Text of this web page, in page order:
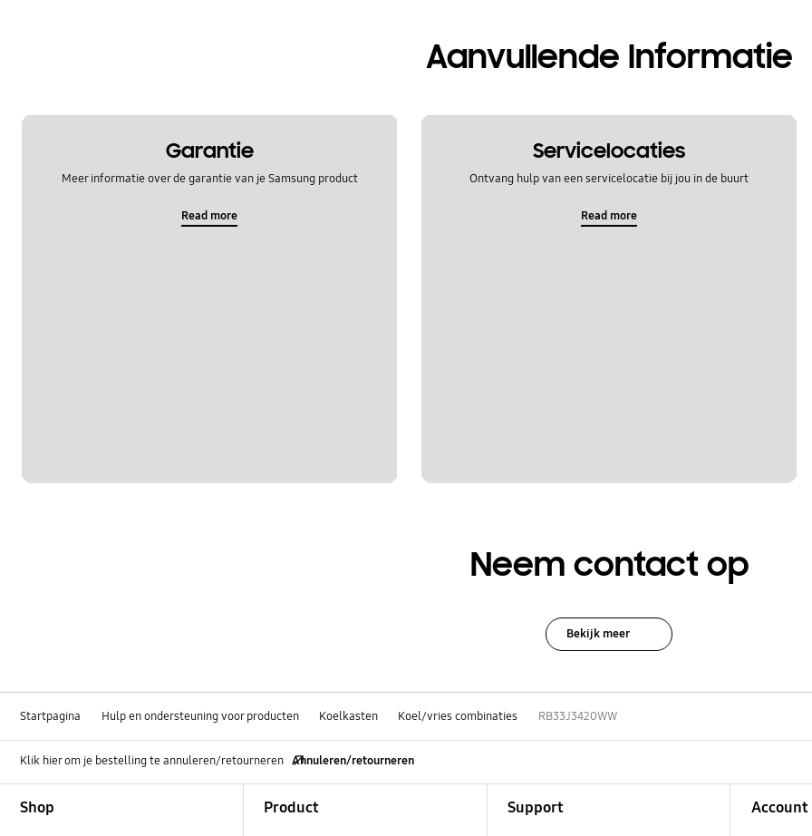
Aanvullende Informatie
Garantie
Meer informatie over de garantie van je Samsung product
Read more
Servicelocaties
Ontvang hulp van een servicelocatie bij jou in de buurt
Read more
Neem contact op
Bekijk meer
Startpagina Hulp en ondersteuning voor producten Koelkasten Koel/vries combinaties RB33J3420WW
Klik hier om je bestelling te annuleren/retourneren Annuleren/retourneren
Shop Product Support Account